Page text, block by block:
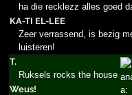
ha die recklezz alles goed
KA-TI EL-LEE
Zeer verrassend, is bezig
luisteren!
T.
Ruksels rocks the house
Weus!